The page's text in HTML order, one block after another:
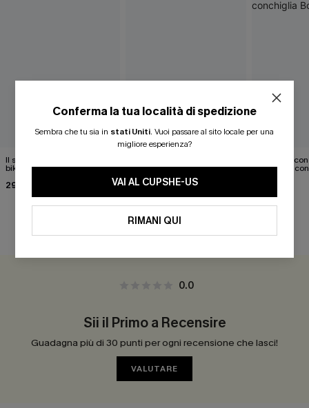
Il suo fantastico completo
bikini bianco
29,00 €
37,00 €
Set bikini
aderente
RECENSIONI DEI CLIENTI
0.0
Sii il Primo a Recensire
Guadagna più di 30 punti per ogni recensione che lasci!
VALUTARE
Conferma la tua località di spedizione
Sembra che tu sia in stati Uniti. Vuoi passare al sito locale per una
migliore esperienza?
VAI AL CUPSHE-US
RIMANI QUI